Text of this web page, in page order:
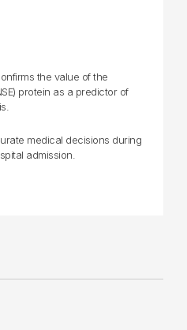
the value of the
protein as a predictor of
medical decisions during
admission.